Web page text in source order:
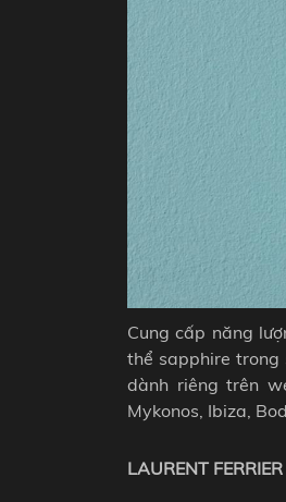
Cung cấp năng
thể sapphire trong
dành riêng trên
Mykonos, Ibiza,
LAURENT